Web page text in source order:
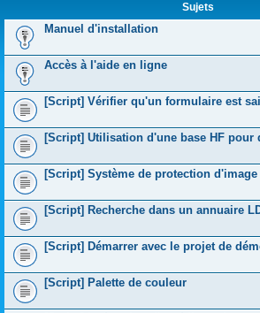
Sujets
Manuel d'installation
Accès à l'aide en ligne
[Script] Vérifier qu'un formulaire est
[Script] Utilisation d'une base HF pour
[Script] Système de protection d'image
[Script] Recherche dans un annuaire
[Script] Démarrer avec le projet de
[Script] Palette de couleur